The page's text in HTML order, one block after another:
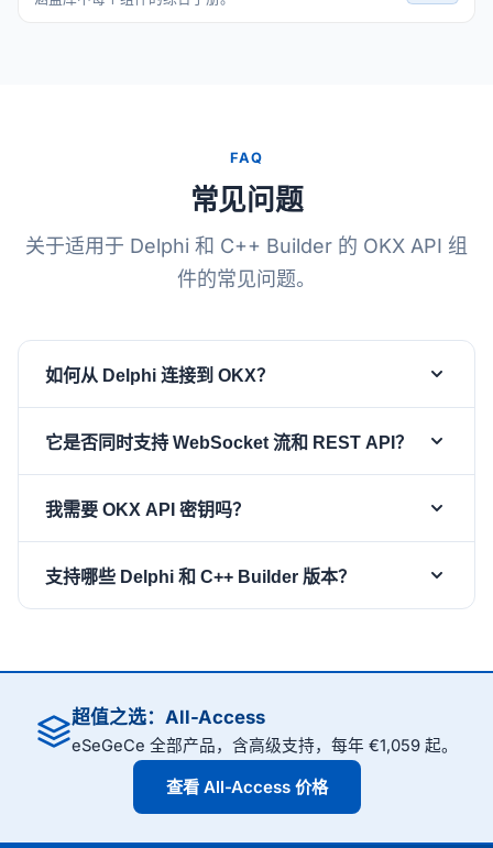
FAQ
常见问题
关于适用于 Delphi 和 C++ Builder 的 OKX API 组
件的常见问题。
如何从 Delphi 连接到 OKX？
TsgcWSAPI_OKX 组件，将客户端赋给 API 组件的
Client属性，如需私有频道则设置OKX.ApiKey、
OKX.ApiSecret和OKX.Passphrase
SubscribeTickers SubscribeBooks
法。
它是否同时支持 WebSocket 流和 REST API？
API。它涵盖公共行情频道、签名私有频道
（account、positions、orders）以及 OKX 通过同一
个已认证 WebSocket 连接公开的交易操作（place-
我需要 OKX API 密钥吗？
凭据即可使用。OKX 私有频道需要 API 密钥、密钥和
口令（passphrase）：设置OKX.ApiKey、
行每连接的 HMAC 登录（并在重连时重新登录）。
支持哪些 Delphi 和 C++ Builder 版本？
可在 Windows、macOS、Linux、iOS 和 Android 上
运行。
超值之选：All-Access
eSeGeCe 全部产品，含高级支持，每年 €1,059 起。
查看 All-Access 价格